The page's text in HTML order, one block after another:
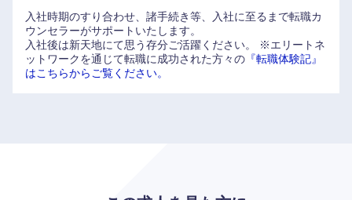
入社時期のすり合わせ、諸手続き等、入社に至るまで転職カ
ウンセラーがサポートいたします。
入社後は新天地にて思う存分ご活躍ください。
※エリートネ
ットワークを通じて転職に成功された方々の 『転職体験記』
はこちらからご覧ください。